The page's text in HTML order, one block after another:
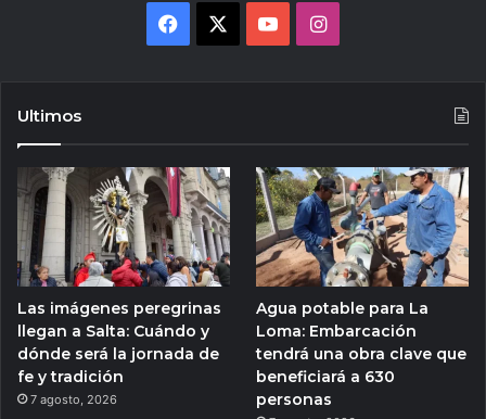
Facebook YouTubeInstagram
Ultimos
Las imágenes peregrinas
llegan a Salta: Cuándo y
dónde será la jornada de
fe y tradición
7 agosto, 2026
Agua potable para La
Loma: Embarcación
tendrá una obra clave que
beneficiará a 630
personas